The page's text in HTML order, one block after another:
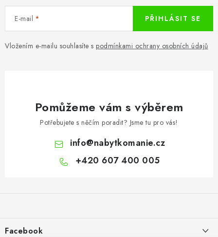
E-mail
Vložením e-mailu souhlasíte s podmínkami ochrany osobních údajů
PŘIHLÁSIT SE
Pomůžeme vám s výběrem
Potřebujete s něčím poradit? Jsme tu pro vás!
info@nabytkomanie.cz
+420 607 400 005
aFacebook